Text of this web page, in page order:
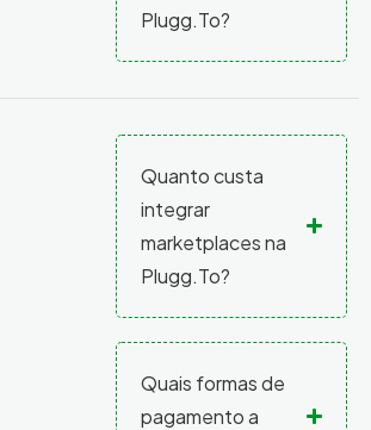
Plugg.To?
Quanto custa
integrar
marketplaces na
Plugg.To?
Quais formas de
pagamento a